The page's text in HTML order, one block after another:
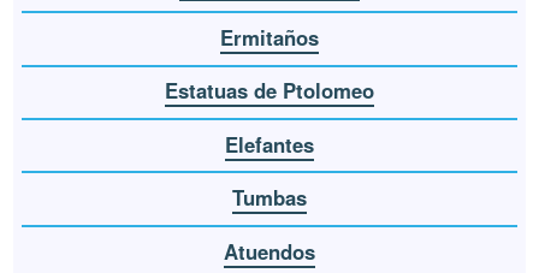
Ermitaños
Estatuas de Ptolomeo
Elefantes
Tumbas
Atuendos